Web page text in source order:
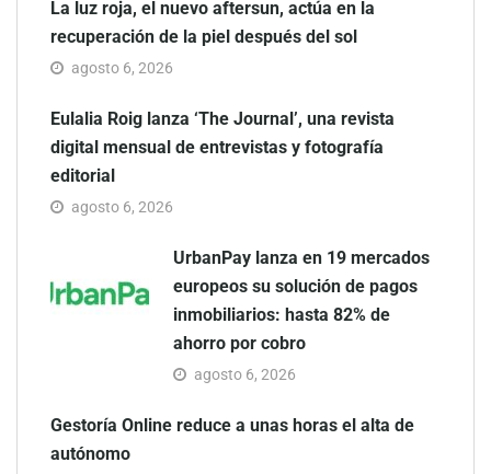
La luz roja, el nuevo aftersun, actúa en la
recuperación de la piel después del sol
agosto 6, 2026
Eulalia Roig lanza ‘The Journal’, una revista
digital mensual de entrevistas y fotografía
editorial
agosto 6, 2026
UrbanPay lanza en 19 mercados
europeos su solución de pagos
inmobiliarios: hasta 82% de
ahorro por cobro
agosto 6, 2026
Gestoría Online reduce a unas horas el alta de
autónomo